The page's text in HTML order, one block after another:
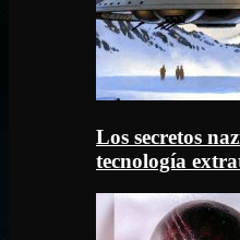
Los secretos
tecnología